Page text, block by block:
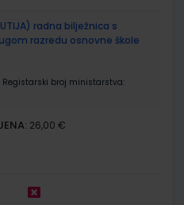
radna bilježnica s
razredu osnovne škole
Registarski broj ministarstva:
26,00 €